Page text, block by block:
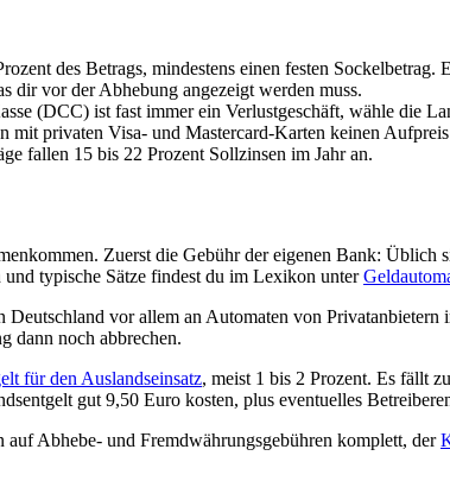
des Betrags, mindestens einen festen
dir vor der Abhebung angezeigt werden muss.
(DCC) ist fast immer ein Verlustgeschäft, wähle die
privaten Visa- und Mastercard-Karten keinen
fallen 15 bis 22 Prozent Sollzinsen im Jahr an.
Zuerst die Gebühr der eigenen Bank:
typische Sätze findest du im Lexikon unter
vor allem an Automaten von
dann noch abbrechen.
für den Auslandseinsatz, meist 1 bis 2 Prozent. Es fällt
gut 9,50 Euro kosten, plus eventuelles
auf Abhebe- und Fremdwährungsgebühren komplett, der